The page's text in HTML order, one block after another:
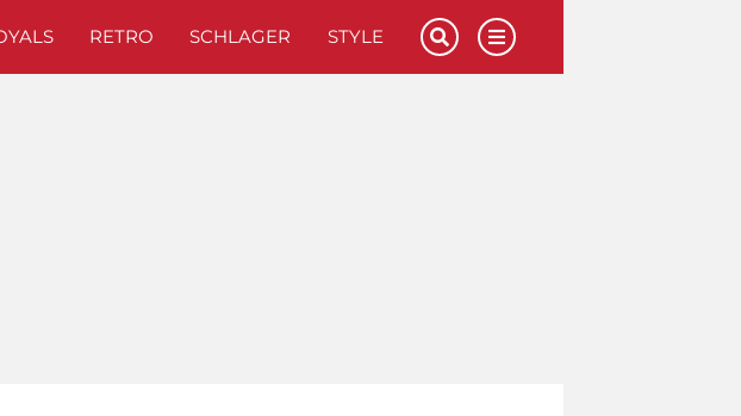
RETRO SCHLAGER STYLE